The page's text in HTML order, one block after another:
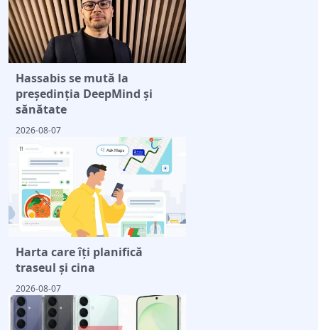
Hassabis se mută la
președinția DeepMind și
sănătate
2026-08-07
Harta care îți planifică
traseul și cina
2026-08-07